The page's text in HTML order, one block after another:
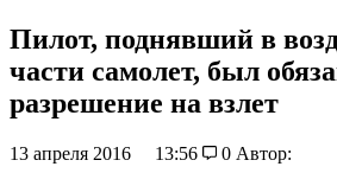
Пилот, поднявший в
части самолет, был
разрешение на взлет
13 апреля 2016 13:56 0 Автор: